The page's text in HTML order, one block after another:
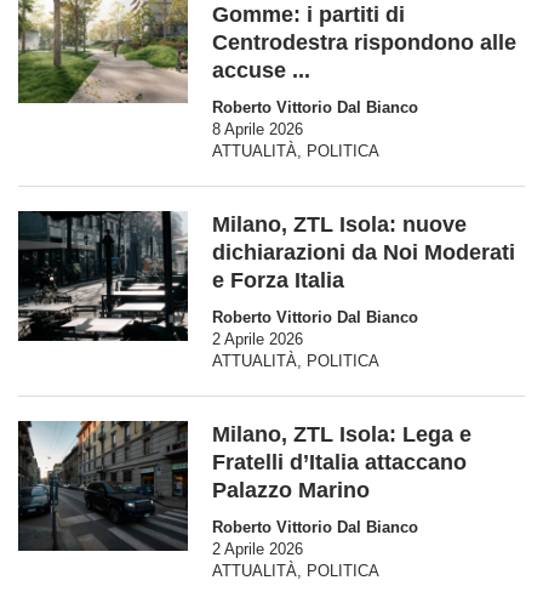
Gomme: i partiti di
Centrodestra rispondono alle
accuse ...
Roberto Vittorio Dal Bianco
8 Aprile 2026
ATTUALITÀ, POLITICA
Milano, ZTL Isola: nuove
dichiarazioni da Noi Moderati
e Forza Italia
Roberto Vittorio Dal Bianco
2 Aprile 2026
ATTUALITÀ, POLITICA
Milano, ZTL Isola: Lega e
Fratelli d’Italia attaccano
Palazzo Marino
Roberto Vittorio Dal Bianco
2 Aprile 2026
ATTUALITÀ, POLITICA